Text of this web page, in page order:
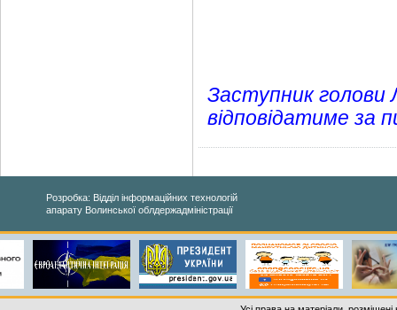
Заступник голови
відповідатиме за
Розробка: Відділ інформаційних технологій
апарату Волинської облдержадміністрації